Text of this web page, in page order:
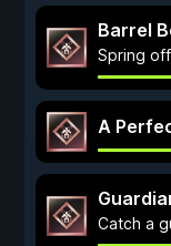
Barrel
Spring
A
Catch a